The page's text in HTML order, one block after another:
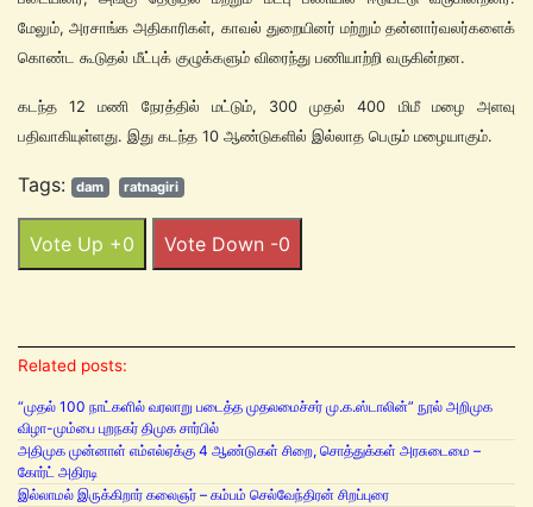
மேலும், அரசாங்க அதிகாரிகள், காவல் துறையினர் மற்றும் தன்னார்வலர்களைக்
கொண்ட கூடுதல் மீட்புக் குழுக்களும் விரைந்து பணியாற்றி வருகின்றன.
கடந்த 12 மணி நேரத்தில் மட்டும், 300 முதல் 400 மிமீ மழை அளவு
பதிவாகியுள்ளது. இது கடந்த 10 ஆண்டுகளில் இல்லாத பெரும் மழையாகும்.
Tags: dam ratnagiri
Vote Up +0 Vote Down -0
Related posts:
“முதல் 100 நாட்களில் வரலாறு படைத்த முதலமைச்சர் மு.க.ஸ்டாலின்” நூல் அறிமுக
விழா-மும்பை புறநகர் திமுக சார்பில்
அதிமுக முன்னாள் எம்எல்ஏக்கு 4 ஆண்டுகள் சிறை, சொத்துக்கள் அரசுடைமை –
கோர்ட் அதிரடி
இல்லாமல் இருக்கிறார் கலைஞர் – கம்பம் செல்வேந்திரன் சிறப்புரை